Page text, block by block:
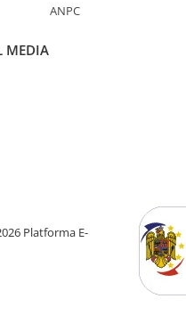
ANPC
MEDIA
Platforma E-